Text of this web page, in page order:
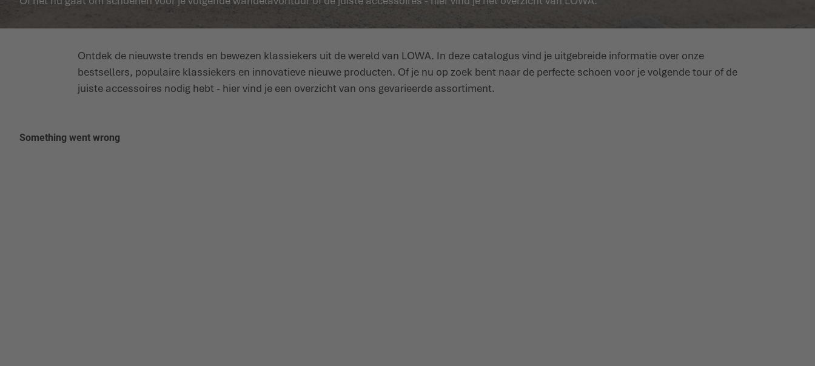
Ontdek de nieuwste trends en bewezen klassiekers uit de wereld van LOWA. In deze catalogus vind je uitgebreide informatie over onze
bestsellers, populaire klassiekers en innovatieve nieuwe producten. Of je nu op zoek bent naar de perfecte schoen voor je volgende tour of de
juiste accessoires nodig hebt - hier vind je een overzicht van ons gevarieerde assortiment.